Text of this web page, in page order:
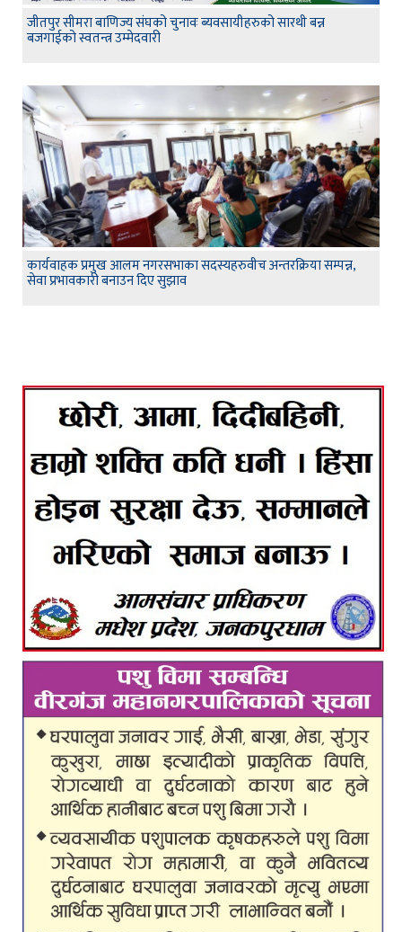
जीतपुर सीमरा बाणिज्य संघको चुनावः ब्यवसायीहरुको सारथी बन्न
बजगाईको स्वतन्त्र उम्मेदवारी
कार्यवाहक प्रमुख आलम नगरसभाका सदस्यहरुवीच अन्तरक्रिया सम्पन्न,
सेवा प्रभावकारी बनाउन दिए सुझाव